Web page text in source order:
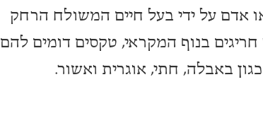
על ידי בעל חיים המשולח הרחק
בנוף המקראי, טקסים דומים להם
באבלה, חתי, אוגרית ואשור.